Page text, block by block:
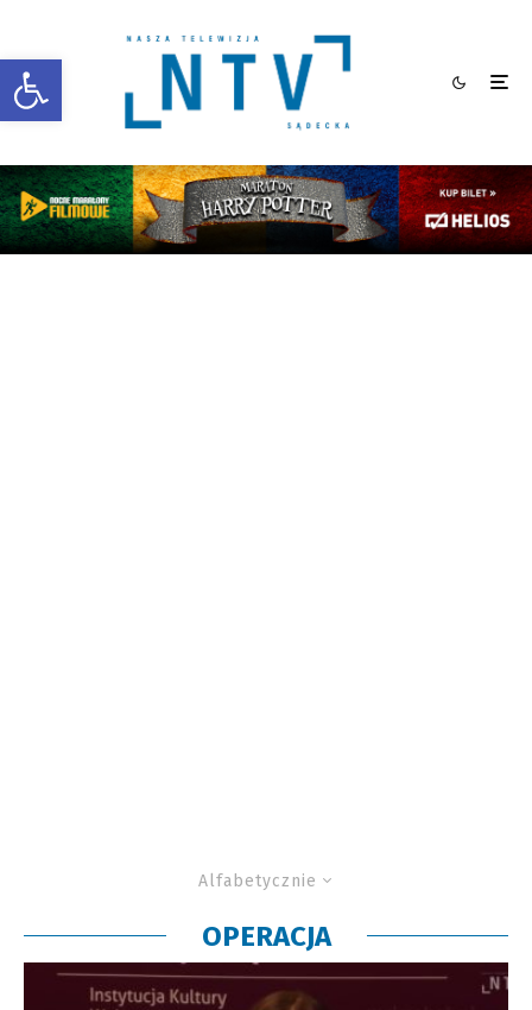
Otwórz pasek narzędzi
Alfabetycznie
OPERACJA